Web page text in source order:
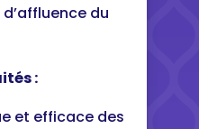
du
:
et efficace des